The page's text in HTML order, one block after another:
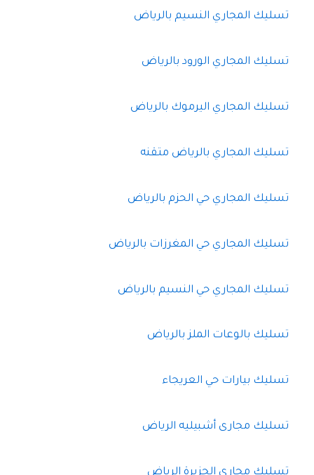
تسليك المجاري النسيم بالرياض
تسليك المجاري الورود بالرياض
تسليك المجاري اليرموك بالرياض
تسليك المجاري بالرياض متقنه
تسليك المجاري حي الحزم بالرياض
تسليك المجاري حي المغرزات بالرياض
تسليك المجاري حي النسيم بالرياض
تسليك بالوعات الملز بالرياض
تسليك بيارات حي العريجاء
تسليك مجارى أشبيليه الرياض